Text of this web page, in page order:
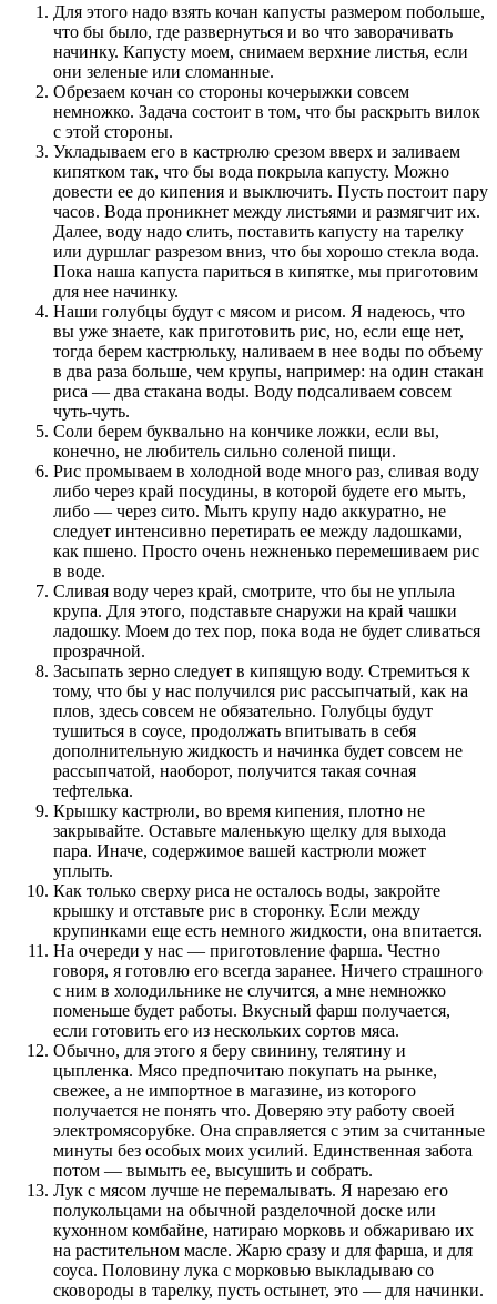
Для этого надо взять кочан капусты размером побольше,
что бы было, где развернуться и во что заворачивать
начинку. Капусту моем, снимаем верхние листья, если
они зеленые или сломанные.
Обрезаем кочан со стороны кочерыжки совсем
немножко. Задача состоит в том, что бы раскрыть вилок
с этой стороны.
Укладываем его в кастрюлю срезом вверх и заливаем
кипятком так, что бы вода покрыла капусту. Можно
довести ее до кипения и выключить. Пусть постоит пару
часов. Вода проникнет между листьями и размягчит их.
Далее, воду надо слить, поставить капусту на тарелку
или дуршлаг разрезом вниз, что бы хорошо стекла вода.
Пока наша капуста париться в кипятке, мы приготовим
для нее начинку.
Наши голубцы будут с мясом и рисом. Я надеюсь, что
вы уже знаете, как приготовить рис, но, если еще нет,
тогда берем кастрюльку, наливаем в нее воды по объему
в два раза больше, чем крупы, например: на один стакан
риса — два стакана воды. Воду подсаливаем совсем
чуть-чуть.
Соли берем буквально на кончике ложки, если вы,
конечно, не любитель сильно соленой пищи.
Рис промываем в холодной воде много раз, сливая воду
либо через край посудины, в которой будете его мыть,
либо — через сито. Мыть крупу надо аккуратно, не
следует интенсивно перетирать ее между ладошками,
как пшено. Просто очень нежненько перемешиваем рис
в воде.
Сливая воду через край, смотрите, что бы не уплыла
крупа. Для этого, подставьте снаружи на край чашки
ладошку. Моем до тех пор, пока вода не будет сливаться
прозрачной.
Засыпать зерно следует в кипящую воду. Стремиться к
тому, что бы у нас получился рис рассыпчатый, как на
плов, здесь совсем не обязательно. Голубцы будут
тушиться в соусе, продолжать впитывать в себя
дополнительную жидкость и начинка будет совсем не
рассыпчатой, наоборот, получится такая сочная
тефтелька.
Крышку кастрюли, во время кипения, плотно не
закрывайте. Оставьте маленькую щелку для выхода
пара. Иначе, содержимое вашей кастрюли может
уплыть.
Как только сверху риса не осталось воды, закройте
крышку и отставьте рис в сторонку. Если между
крупинками еще есть немного жидкости, она впитается.
На очереди у нас — приготовление фарша. Честно
говоря, я готовлю его всегда заранее. Ничего страшного
с ним в холодильнике не случится, а мне немножко
поменьше будет работы. Вкусный фарш получается,
если готовить его из нескольких сортов мяса.
Обычно, для этого я беру свинину, телятину и
цыпленка. Мясо предпочитаю покупать на рынке,
свежее, а не импортное в магазине, из которого
получается не понять что. Доверяю эту работу своей
электромясорубке. Она справляется с этим за считанные
минуты без особых моих усилий. Единственная забота
потом — вымыть ее, высушить и собрать.
Лук с мясом лучше не перемалывать. Я нарезаю его
полукольцами на обычной разделочной доске или
кухонном комбайне, натираю морковь и обжариваю их
на растительном масле. Жарю сразу и для фарша, и для
соуса. Половину лука с морковью выкладываю со
сковороды в тарелку, пусть остынет, это — для начинки.